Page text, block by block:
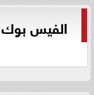
الفيس بوك